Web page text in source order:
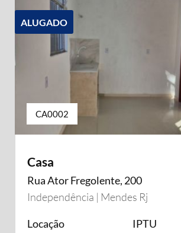
ALUGADO
CA0002
Casa
Rua Ator Fregolente, 200
Independência | Mendes Rj
Locação IPTU